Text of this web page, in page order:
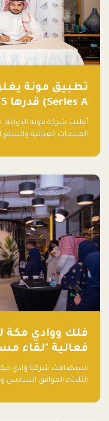
Series A) قدرها 5 ملايين ريال
أعلنت شركة مونة
المنتجات الغذائية
دولار أمريكي)، بقيادة
فلك ووادي مكة
فعالية "لقاء
في المنطقة"
استضافت شركتا وادي مكة
الثلاثاء الموافق السادس
مشاركاً من أبرز صناديق